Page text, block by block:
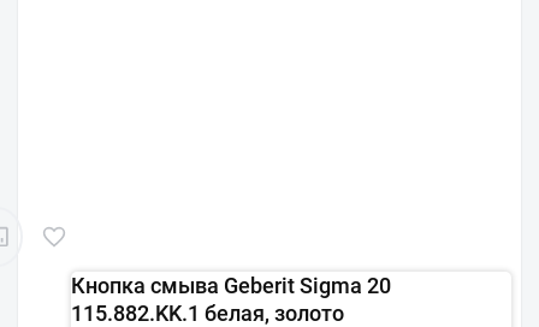
Кнопка смыва Geberit Sigma 20
115.882.KK.1 белая, золото